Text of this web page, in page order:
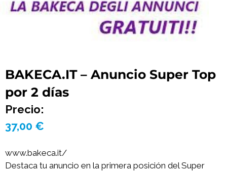
BAKECA.IT – Anuncio Super Top
por 2 días
Precio:
37,00 €
www.bakeca.it/
Destaca tu anuncio en la primera posición del Super